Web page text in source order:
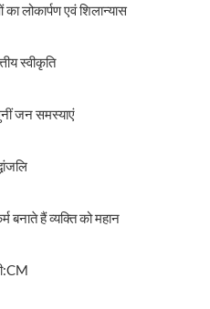
लोकार्पण एवं शिलान्यास
स्वीकृति
जन समस्याएं
बनाते हैं व्यक्ति को महान